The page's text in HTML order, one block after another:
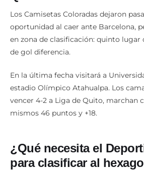
Los Camisetas Coloradas dejaron
oportunidad al caer ante Barcelona,
en zona de clasificación: quinto lugar
de gol diferencia.
En la última fecha visitará a
estadio Olímpico Atahualpa. Los
vencer 4-2 a Liga de Quito, marchan
mismos 46 puntos y +18.
¿Qué necesita el
para clasificar al